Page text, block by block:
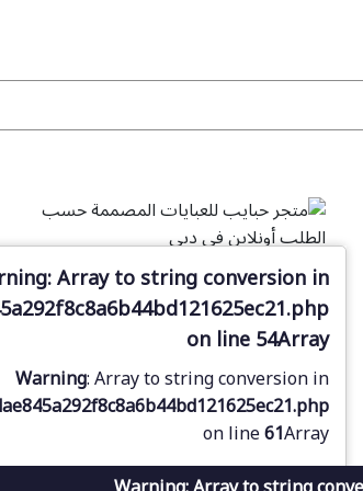
مع أكثر من 28 عامًا من الخبرة في تصميم
أقمشة العبايات العربية، يقدّم لك متجرنا
الإلكتروني في دبي فرصة فريدة لتصميم
عباياتك المصممة حسب الطلب، مع الاختيار
من مجموعة من الأقمشة الأنيقة والفاخرة.
: Array to string conversion in
on line54Array
Warning: Array to string conversion in
on line61Array